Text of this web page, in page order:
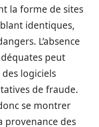
la forme de sites
identiques,
L’absence
peut
logiciels
de fraude.
se montrer
provenance des